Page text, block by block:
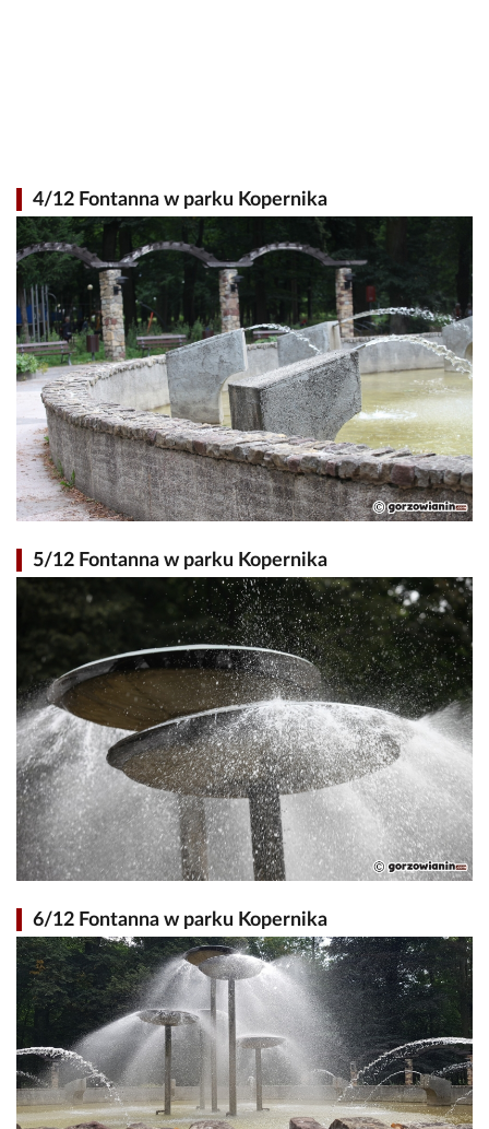
4/12 Fontanna w parku Kopernika
5/12 Fontanna w parku Kopernika
6/12 Fontanna w parku Kopernika